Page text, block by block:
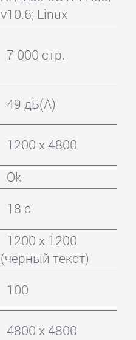
v10.6; Linux
7 000 стр.
49 дБ(А)
1200 x 4800
Ok
18 с
1200 x 1200
(черный текст)
100
4800 x 4800